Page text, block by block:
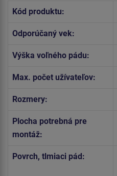
Kód produktu:
Odporúčaný vek:
Výška voľného pádu:
Max. počet užívateľov:
Rozmery:
Plocha potrebná pre
montáž:
Povrch, tlmiaci pád: